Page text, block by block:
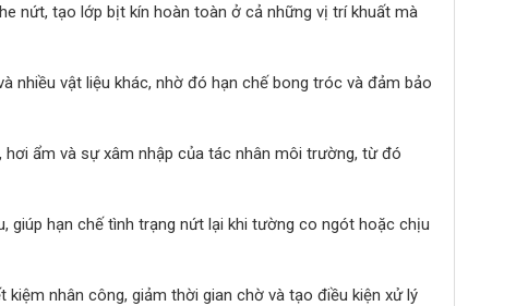
nứt, tạo lớp bịt kín hoàn toàn ở cả những vị trí khuất mà
nhiều vật liệu khác, nhờ đó hạn chế bong tróc và đảm bảo
ẩm và sự xâm nhập của tác nhân môi trường, từ đó
hạn chế tình trạng nứt lại khi tường co ngót hoặc chịu
nhân công, giảm thời gian chờ và tạo điều kiện xử lý